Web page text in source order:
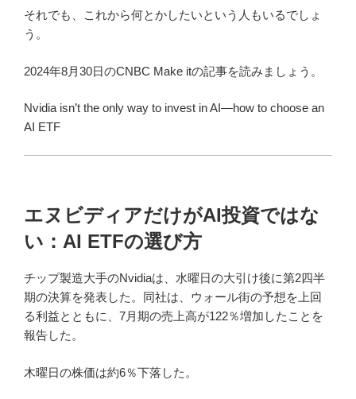
それでも、これから何とかしたいという人もいるでしょ
う。
2024年8月30日のCNBC Make itの記事を読みましょう。
Nvidia isn’t the only way to invest in AI—how to choose an
AI ETF
エヌビディアだけがAI投資ではな
い：AI ETFの選び方
チップ製造大手のNvidiaは、水曜日の大引け後に第2四半
期の決算を発表した。同社は、ウォール街の予想を上回
る利益とともに、7月期の売上高が122％増加したことを
報告した。
木曜日の株価は約6％下落した。